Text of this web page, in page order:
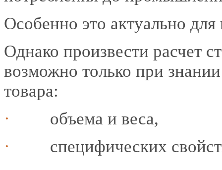
Особенно это актуально
Однако произвести расчет
возможно только при
товара:
· объема и веса,
· специфических